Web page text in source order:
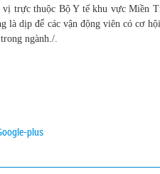
trực thuộc Bộ Y tế khu vực Miền
là dịp để các vận động viên có cơ
ngành./.
plus